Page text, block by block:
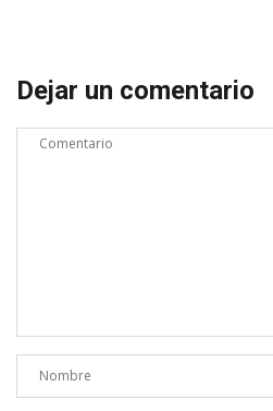
Dejar un comentario